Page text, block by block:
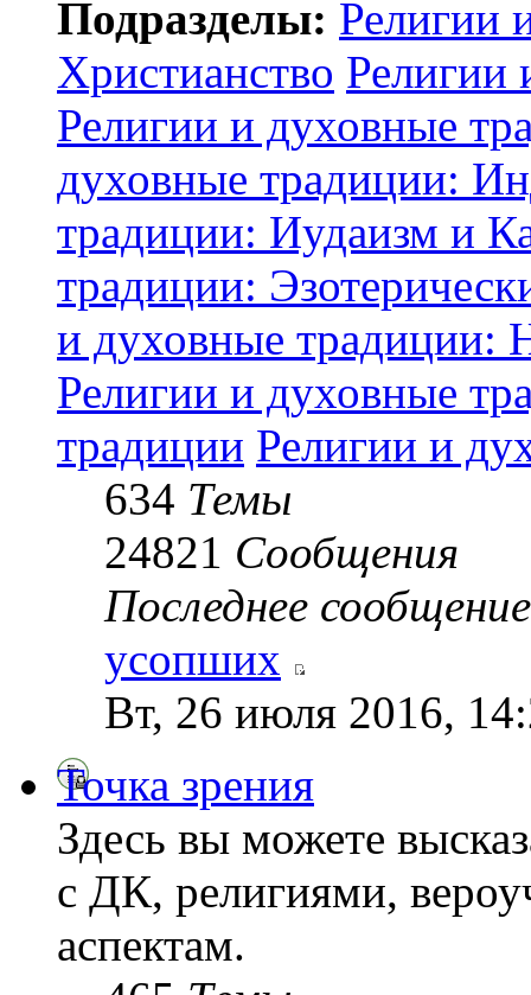
Подразделы: Религии
Христианство Религии
Религии и духовные
духовные традиции:
традиции: Иудаизм и
традиции:
и духовные традиции:
Религии и духовные
традиции Религии и
634 Темы
24821 Сообщения
Последнее сообщение
усопших
Вт, 26 июля 2016,
Точка зрения
Здесь вы можете
с ДК, религиями,
аспектам.